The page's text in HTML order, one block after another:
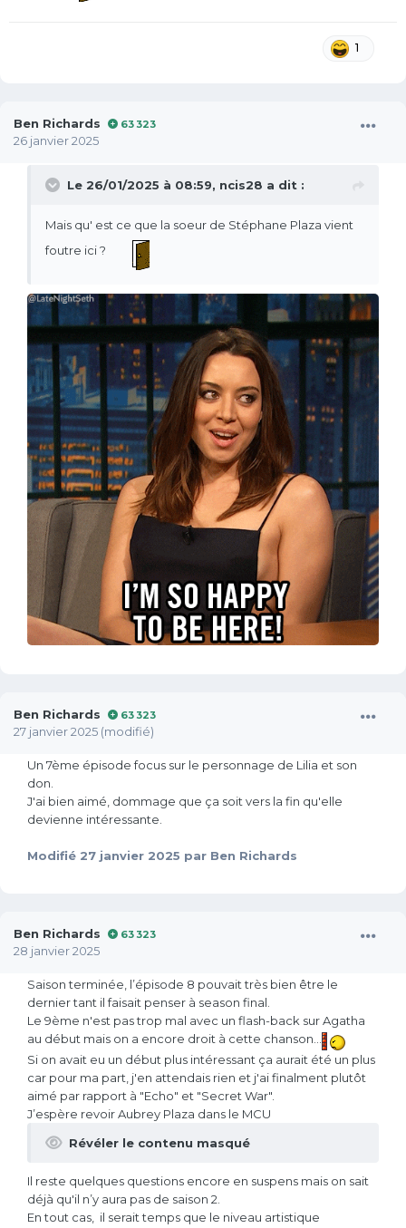
1
Ben Richards 63 323
26 janvier 2025
Le 26/01/2025 à 08:59, ncis28 a dit :
Mais qu' est ce que la soeur de Stéphane Plaza vient
foutre ici ?
Ben Richards 63 323
27 janvier 2025 (modifié)
Un 7ème épisode focus sur le personnage de Lilia et son
don.
J'ai bien aimé, dommage que ça soit vers la fin qu'elle
devienne intéressante.
Modifié 27 janvier 2025 par Ben Richards
Ben Richards 63 323
28 janvier 2025
Saison terminée, l’épisode 8 pouvait très bien être le
dernier tant il faisait penser à season final.
Le 9ème n'est pas trop mal avec un flash-back sur Agatha
au début mais on a encore droit à cette chanson...
Si on avait eu un début plus intéressant ça aurait été un plus
car pour ma part, j'en attendais rien et j'ai finalment plutôt
aimé par rapport à "Echo" et "Secret War".
J’espère revoir Aubrey Plaza dans le MCU
Révéler le contenu masqué
Il reste quelques questions encore en suspens mais on sait
déjà qu'il n’y aura pas de saison 2.
En tout cas, il serait temps que le niveau artistique